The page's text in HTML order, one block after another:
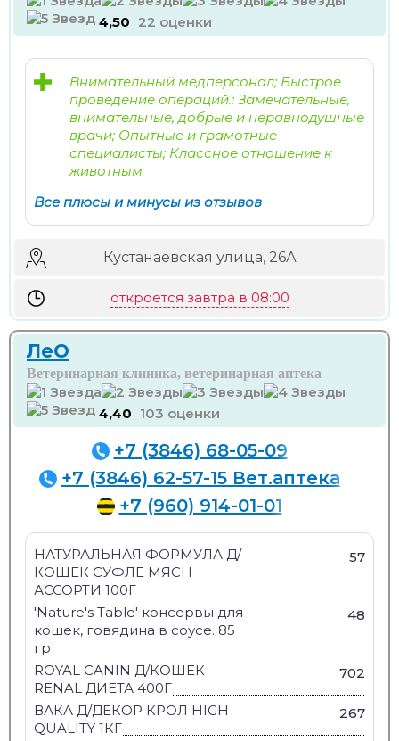
4,50 22 оценки
Внимательный медперсонал; Быстрое
проведение операций.; Замечательные,
внимательные, добрые и неравнодушные
врачи; Опытные и грамотные
специалисты; Классное отношение к
животным
Все плюсы и минусы из отзывов
Кустанаевская улица, 26А
откроется завтра в 08:00
ЛеО
Ветеринарная клиника, ветеринарная аптека
4,40 103 оценки
+7 (3846) 68-05-09
+7 (3846) 62-57-15 Вет.аптека
+7 (960) 914-01-01
НАТУРАЛЬНАЯ ФОРМУЛА Д/
КОШЕК СУФЛЕ МЯСН
АССОРТИ 100Г
57
'Nature's Table' консервы для
кошек, говядина в соусе. 85
гр
48
ROYAL CANIN Д/КОШЕК
RENAL ДИЕТА 400Г
702
ВАКА Д/ДЕКОР КРОЛ HIGH
QUALITY 1КГ
267